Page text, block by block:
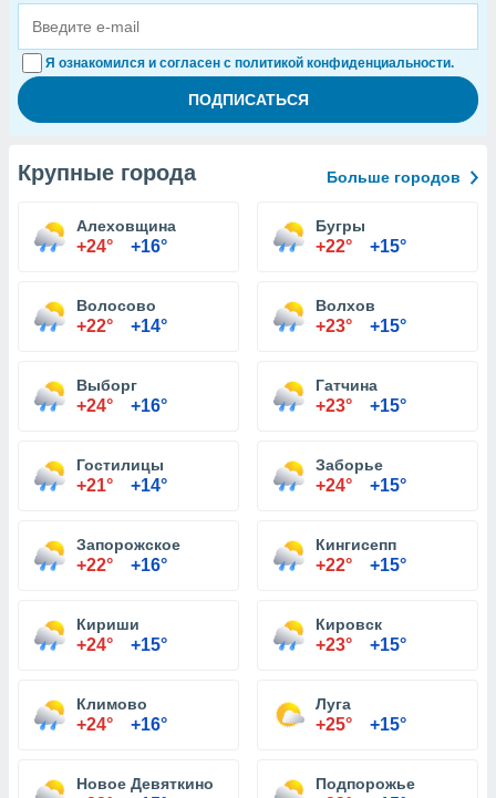
Я ознакомился и согласен с политикой конфиденциальности.
Крупные города Больше городов
Алеховщина
+24° +16°
Бугры
+22° +15°
Волосово
+22° +14°
Волхов
+23° +15°
Выборг
+24° +16°
Гатчина
+23° +15°
Гостилицы
+21° +14°
Заборье
+24° +15°
Запорожское
+22° +16°
Кингисепп
+22° +15°
Кириши
+24° +15°
Кировск
+23° +15°
Климово
+24° +16°
Луга
+25° +15°
Новое Девяткино Подпорожье